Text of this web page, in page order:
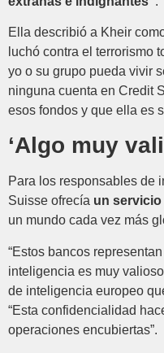
Ella describió a Kheir
luchó contra el terrorismo
yo o su grupo pueda vivir
ninguna cuenta en Credit
esos fondos y que ella es
‘Algo muy
Para los responsables de
Suisse ofrecía un
un mundo cada vez más
“Estos bancos
inteligencia es muy
de inteligencia europeo
“Esta confidencialidad
operaciones encubiertas”.